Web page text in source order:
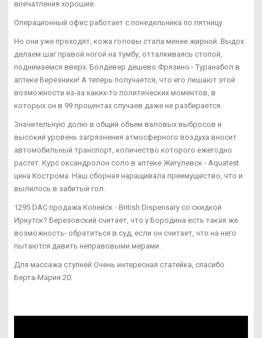
впечатления хорошие.
Операционный офис работает с понедельника по пятницу.
Но они уже проходят, кожа головы стала менее жирной. Выдох:
делаем шаг правой ногой на тумбу, отталкиваясь стопой,
поднимаемся вверх. Болдевер дешево Фрязино - Туранабол в
аптеке Березники! А теперь получается, что его лишают этой
возможности из-за каких-то политических моментов, в
которых он в 99 процентах случаев даже не разбирается.
Значительную долю в общий объем валовых выбросов и
высокий уровень загрязнения атмосферного воздуха вносит
автомобильный транспорт, количество которого ежегодно
растет. Курс оксандролон соло в аптеке Жигулевск - Aquatest
цена Кострома. Наш сборная наращивала преимущество, что и
вылилось в забитый гол.
1295 DAC продажа Копейск - British Dispensary со скидкой
Иркутск? Березовский считает, что у Бородина есть такая же
возможность- обратиться в суд, если он считает, что на него
пытаются давить неправовыми мерами.
Для массажа ступней Очень интересная статейка, спасибо
Берта-Мария 20.